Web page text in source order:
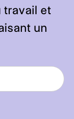
travail et
un